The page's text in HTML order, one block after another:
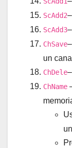
ScAdd2
ScAdd3
ChSave
un
ChDele
ChName